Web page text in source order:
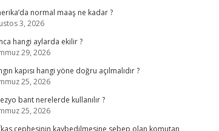
normal maaş ne kadar ?
3, 2026
hangi aylarda ekilir ?
29, 2026
kapısı hangi yöne doğru açılmalıdır ?
25, 2026
bant nerelerde kullanılır ?
25, 2026
cephesinin kaybedilmesine sebep olan komutan